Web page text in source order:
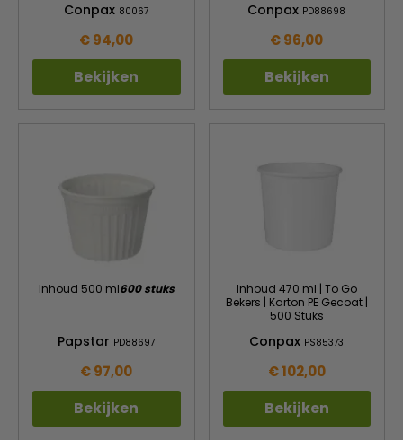
Conpax 80067
€ 94,00
Bekijken
Conpax PD88698
€ 96,00
Bekijken
Inhoud 500 ml600 stuks
Papstar PD88697
€ 97,00
Bekijken
Inhoud 470 ml | To Go
Bekers | Karton PE Gecoat |
500 Stuks
Conpax PS85373
€ 102,00
Bekijken